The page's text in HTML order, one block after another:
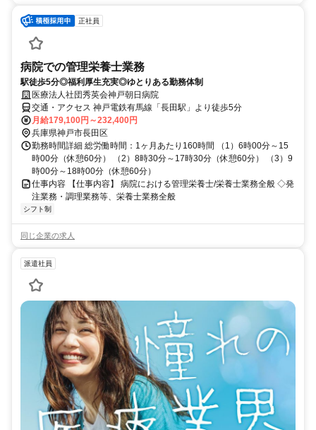
正社員
病院での管理栄養士業務
駅徒歩5分◎福利厚生充実◎ゆとりある勤務体制
医療法人社団秀英会神戸朝日病院
交通・アクセス 神戸電鉄有馬線「長田駅」より徒歩5分
月給179,100円～232,400円
兵庫県神戸市長田区
勤務時間詳細 総労働時間：1ヶ月あたり160時間 （1）6時00分～15
時00分（休憩60分） （2）8時30分～17時30分（休憩60分） （3）9
時00分～18時00分（休憩60分）
仕事内容 【仕事内容】 病院における管理栄養士/栄養士業務全般 ◇発
注業務・調理業務等、栄養士業務全般
シフト制
同じ企業の求人
派遣社員